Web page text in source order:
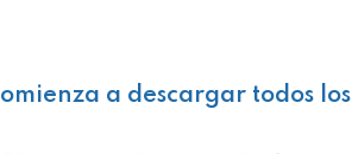
a descargar todos los